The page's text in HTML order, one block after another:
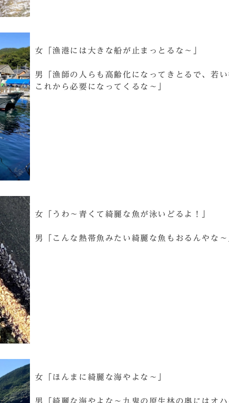
女「漁港には大きな船が止まっとるな～」
男「漁師の人らも高齢化になってきとるで、若
これから必要になってくるな～」
女「うわ～青くて綺麗な魚が泳いどるよ！」
男「こんな熱帯魚みたい綺麗な魚もおるんやな
女「ほんまに綺麗な海やよな～」
男「綺麗な海やよな～九鬼の原生林の奥にはオ